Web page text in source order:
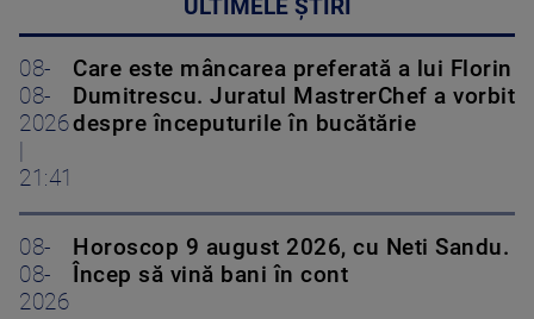
ULTIMELE ȘTIRI
08-
08-
2026
21:41
Care este mâncarea preferată a lui Florin
Dumitrescu. Juratul MastrerChef a vorbit
despre începuturile în bucătărie
08-
08-
2026
Horoscop 9 august 2026, cu Neti Sandu.
Încep să vină bani în cont